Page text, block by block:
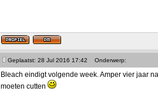
Geplaatst: 28 Jul 2016 17:42
Onderwerp:
Bleach eindigt volgende week. Amper vier jaar
moeten cutten